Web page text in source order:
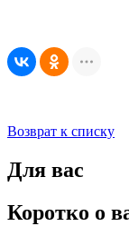
Возврат к списку
Для вас
Коротко о